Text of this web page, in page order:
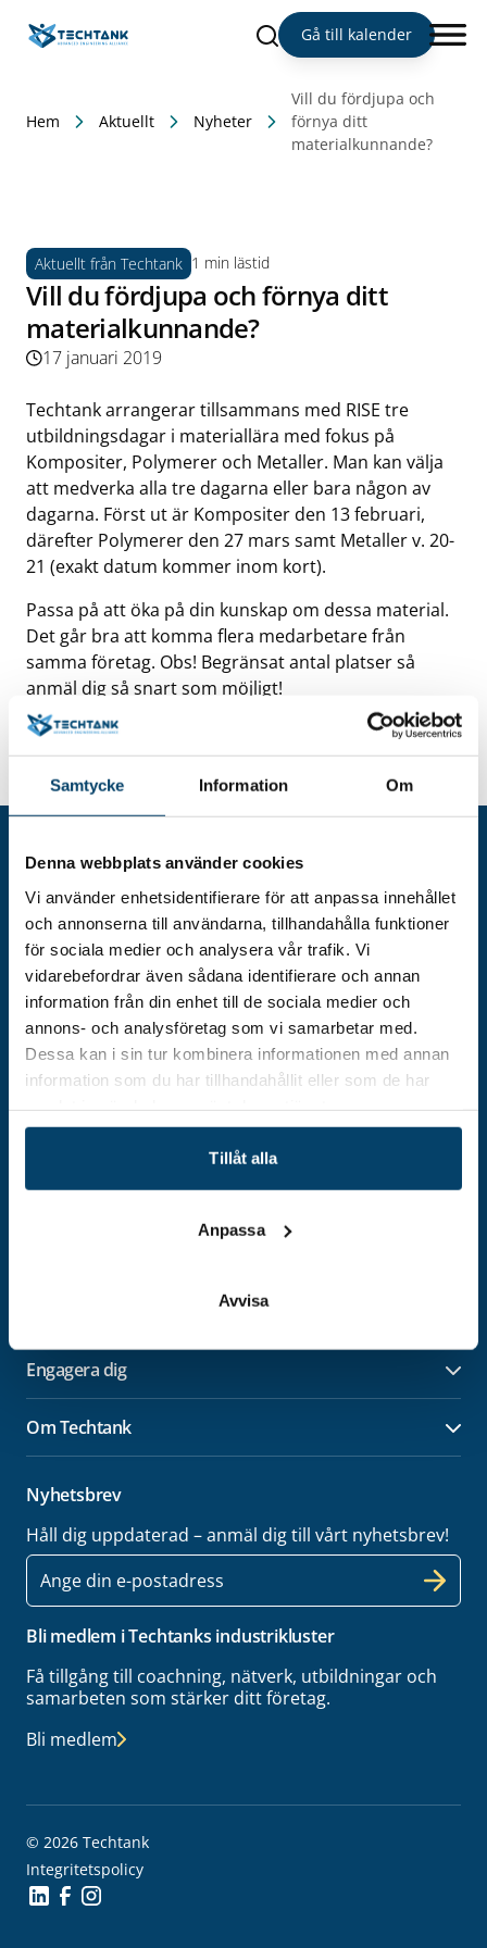
Samtycke Information Om
Denna webbplats använder cookies
Vi använder enhetsidentifierare för att anpassa innehållet
och annonserna till användarna, tillhandahålla funktioner
för sociala medier och analysera vår trafik. Vi
vidarebefordrar även sådana identifierare och annan
information från din enhet till de sociala medier och
annons- och analysföretag som vi samarbetar med.
Dessa kan i sin tur kombinera informationen med annan
information som du har tillhandahållit eller som de har
Tillåt alla
Anpassa
Avvisa
Sök Gå till kalender
Hem Aktuellt Nyheter
Vill du fördjupa och
förnya ditt
materialkunnande?
Aktuellt från Techtank 1 min lästid
Vill du fördjupa och förnya ditt
materialkunnande?
17 januari 2019
Techtank arrangerar tillsammans med RISE tre
utbildningsdagar i materiallära med fokus på
Kompositer, Polymerer och Metaller. Man kan välja
att medverka alla tre dagarna eller bara någon av
dagarna. Först ut är Kompositer den 13 februari,
därefter Polymerer den 27 mars samt Metaller v. 20-
21 (exakt datum kommer inom kort).
Passa på att öka på din kunskap om dessa material.
Det går bra att komma flera medarbetare från
samma företag. Obs! Begränsat antal platser så
anmäl dig så snart som möjligt!
Läs mer om innehållet och anmäl dig via vår
bokningssida >>
Adress
Techtank Aktiebolag (svb)
Vällaregatan 30
293 38 Olofström
Kontakt
Engagera dig
Om Techtank
Nyhetsbrev
Håll dig uppdaterad – anmäl dig till vårt nyhetsbrev!
E-
post
Bli medlem i Techtanks industrikluster
Få tillgång till coachning, nätverk, utbildningar och
samarbeten som stärker ditt företag.
Bli medlem
© 2026 Techtank
Integritetspolicy
Social Icon
Social Icon
Social Icon